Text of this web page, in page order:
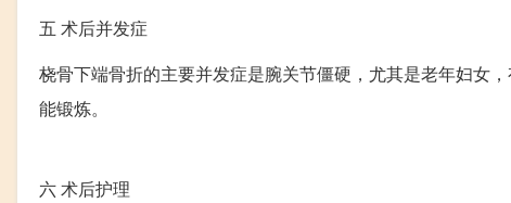
五 术后并发症
桡骨下端骨折的主要并发症是腕关节僵硬，尤其是老年妇女
能锻炼。
六术后护理